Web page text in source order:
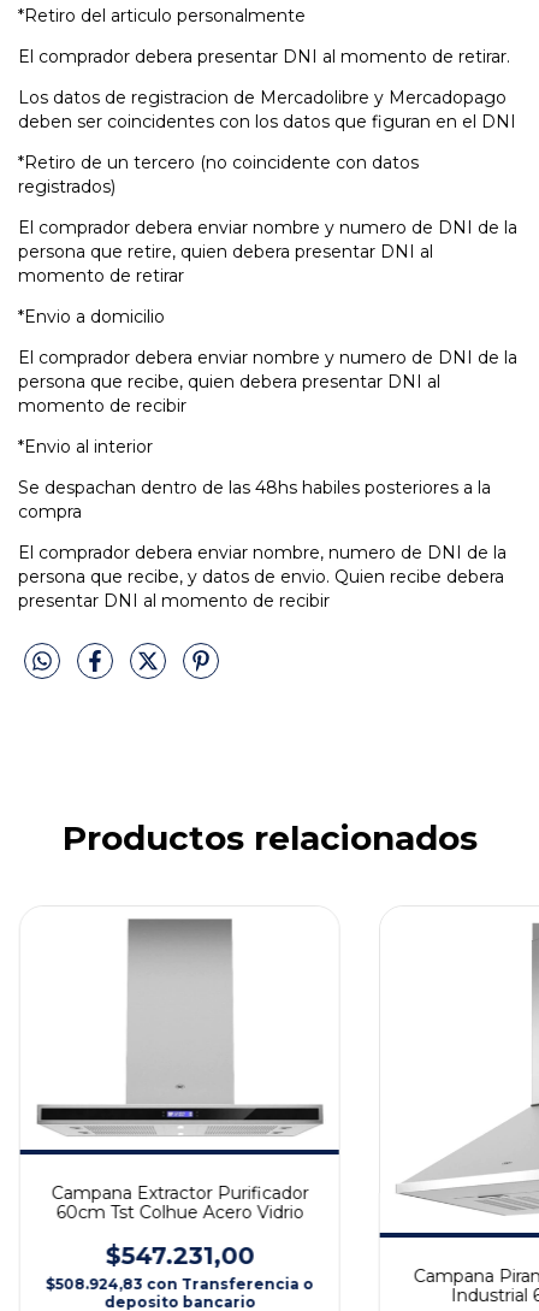
*Retiro del articulo personalmente
El comprador debera presentar DNI al momento de retirar.
Los datos de registracion de Mercadolibre y Mercadopago
deben ser coincidentes con los datos que figuran en el DNI
*Retiro de un tercero (no coincidente con datos
registrados)
El comprador debera enviar nombre y numero de DNI de la
persona que retire, quien debera presentar DNI al
momento de retirar
*Envio a domicilio
El comprador debera enviar nombre y numero de DNI de la
persona que recibe, quien debera presentar DNI al
momento de recibir
*Envio al interior
Se despachan dentro de las 48hs habiles posteriores a la
compra
El comprador debera enviar nombre, numero de DNI de la
persona que recibe, y datos de envio. Quien recibe debera
presentar DNI al momento de recibir
Productos relacionados
Campana Extractor Purificador
60cm Tst Colhue Acero Vidrio
$547.231,00
$508.924,83 con Transferencia o
deposito bancario
Campana
Industrial